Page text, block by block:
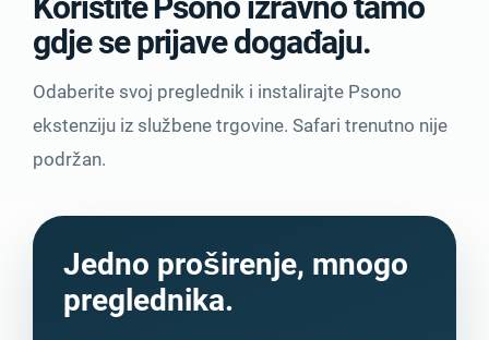
gdje se prijave događaju.
Odaberite svoj preglednik i instalirajte Psono
ekstenziju iz službene trgovine. Safari trenutno nije
podržan.
Jedno proširenje, mnogo
preglednika.